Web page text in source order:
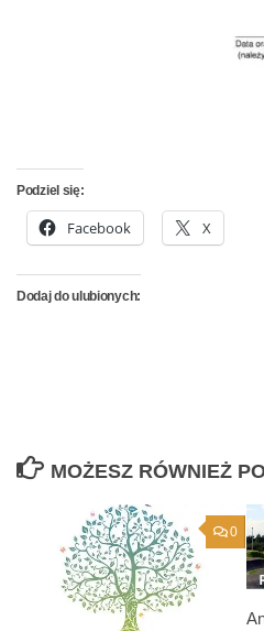
Podziel się:
Facebook X
Dodaj do ulubionych:
MOŻESZ RÓWNIEŻ
0